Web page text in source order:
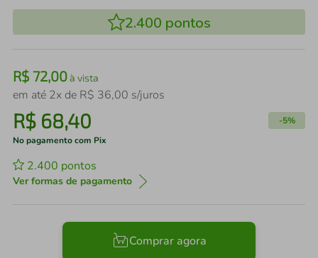
2.400 pontos
R$ 72,00à vista
em até 2x de R$ 36,00 s/juros
R$ 68,40 -5%
No pagamento com Pix
2.400 pontos
Ver formas de pagamento
Comprar agora